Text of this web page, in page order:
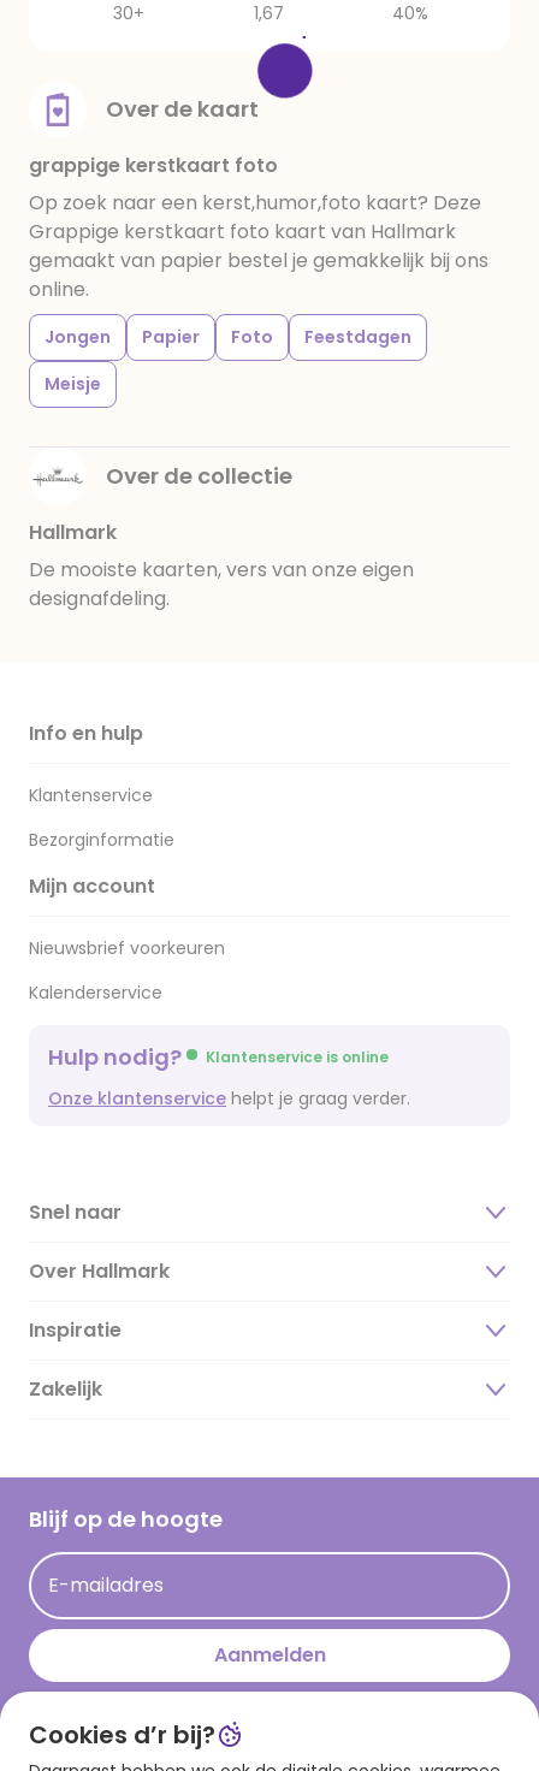
30+
1,67 40%
Over de kaart
grappige kerstkaart foto
Op zoek naar een kerst,humor,foto kaart? Deze
Grappige kerstkaart foto kaart van Hallmark
gemaakt van papier bestel je gemakkelijk bij ons
online.
Jongen Papier Foto
Feestdagen
Meisje
Over de collectie
Hallmark
De mooiste kaarten, vers van onze eigen
designafdeling.
Info en hulp
Klantenservice
Bezorginformatie
Mijn account
Nieuwsbrief voorkeuren
Kalenderservice
Hulp nodig? Klantenservice is online
Onze klantenservice helpt je graag verder.
Snel naar
Over Hallmark
Over ons
Duurzaamheid
Hallmark Kaartclub
Acties
Persberichten
Inspiratie
Magazine
Cadeau inspiratie
Op kamp gedichten en versjes
Leuke en grappige op kamp teksten
kamppost inspiratie
Zakelijk
Blijf op de hoogte
E-mailadres
Aanmelden
Download onze app
Cookies d’r bij?